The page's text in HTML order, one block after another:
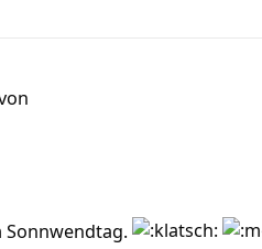
Sonnwendtag.